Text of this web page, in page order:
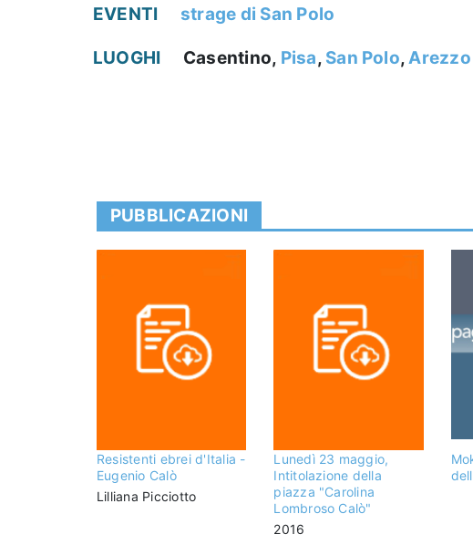
EVENTI strage di San Polo
LUOGHI Casentino, Pisa, San Polo, Arezzo
PUBBLICAZIONI
Resistenti ebrei d'Italia -
Eugenio Calò
Lilliana Picciotto
Lunedì 23 maggio,
Intitolazione della
piazza "Carolina
Lombroso Calò"
2016